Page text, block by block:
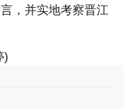
，并实地考察晋江
)